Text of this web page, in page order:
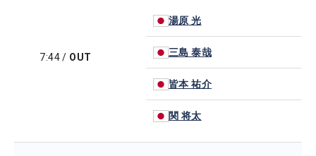
7:44/ OUT
湯原 光
三島 泰哉
皆本 祐介
関 将太